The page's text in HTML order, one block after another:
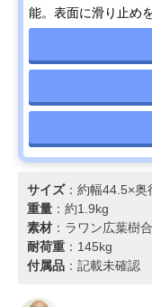
能。表面に滑り止め
サイズ：約幅44.5×奥
重量 ：約1.9kg
素材 ：ラワン広葉樹
耐荷重 ：145kg
付属品 ：記載未確認